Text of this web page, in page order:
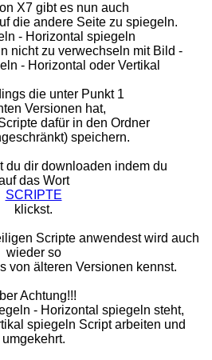
X7 gibt es nun auch
die andere Seite zu spiegeln.
- Horizontal spiegeln
nicht zu verwechseln mit Bild -
- Horizontal oder Vertikal
die unter Punkt 1
Versionen hat,
dafür in den Ordner
speichern.
du dir downloaden indem du
das Wort
SCRIPTE
klickst.
Scripte anwendest wird auch
wieder so
von älteren Versionen kennst.
Achtung!!!
- Horizontal spiegeln steht,
spiegeln Script arbeiten und
umgekehrt.